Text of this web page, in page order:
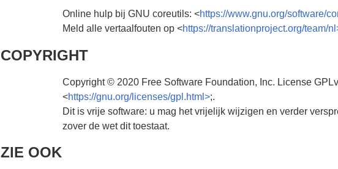
Online hulp bij GNU coreutils: <https://www.gnu.org/software/
Meld alle vertaalfouten op <https://translationproject.org/team/
COPYRIGHT
Copyright © 2020 Free Software Foundation, Inc. License
<https://gnu.org/licenses/gpl.html>;.
Dit is vrije software: u mag het vrijelijk wijzigen en verder
zover de wet dit toestaat.
ZIE OOK